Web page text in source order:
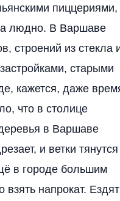
пиццериями,
людно. В Варшаве
строений из стекла
старыми
кажется, даже
что в столице
в Варшаве
и ветки тянутся
в городе большим
взять напрокат. Ездят